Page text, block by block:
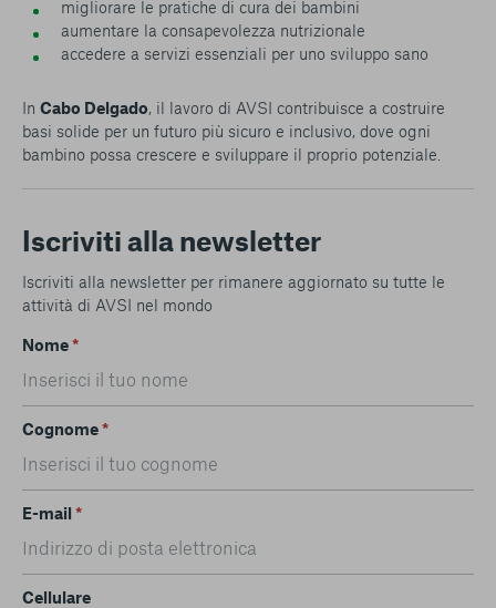
migliorare le pratiche di cura dei bambini
aumentare la consapevolezza nutrizionale
accedere a servizi essenziali per uno sviluppo sano
In Cabo Delgado , il lavoro di AVSI contribuisce a costruire
basi solide per un futuro più sicuro e inclusivo, dove ogni
bambino possa crescere e sviluppare il proprio potenziale.
Iscriviti alla newsletter
Iscriviti alla newsletter per rimanere aggiornato su tutte le
attività di AVSI nel mondo
Nome*
Cognome*
E-mail*
Cellulare